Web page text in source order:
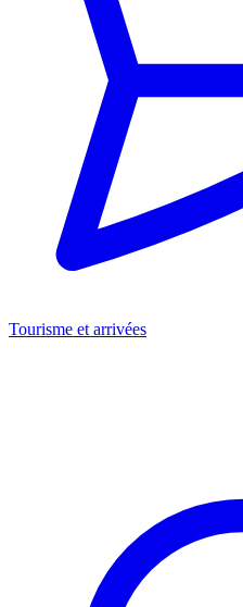
Tourisme et arrivées